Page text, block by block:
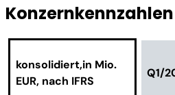
Konzernkennzahlen
konsolidiert,in Mio.
EUR, nach IFRS
Q1/